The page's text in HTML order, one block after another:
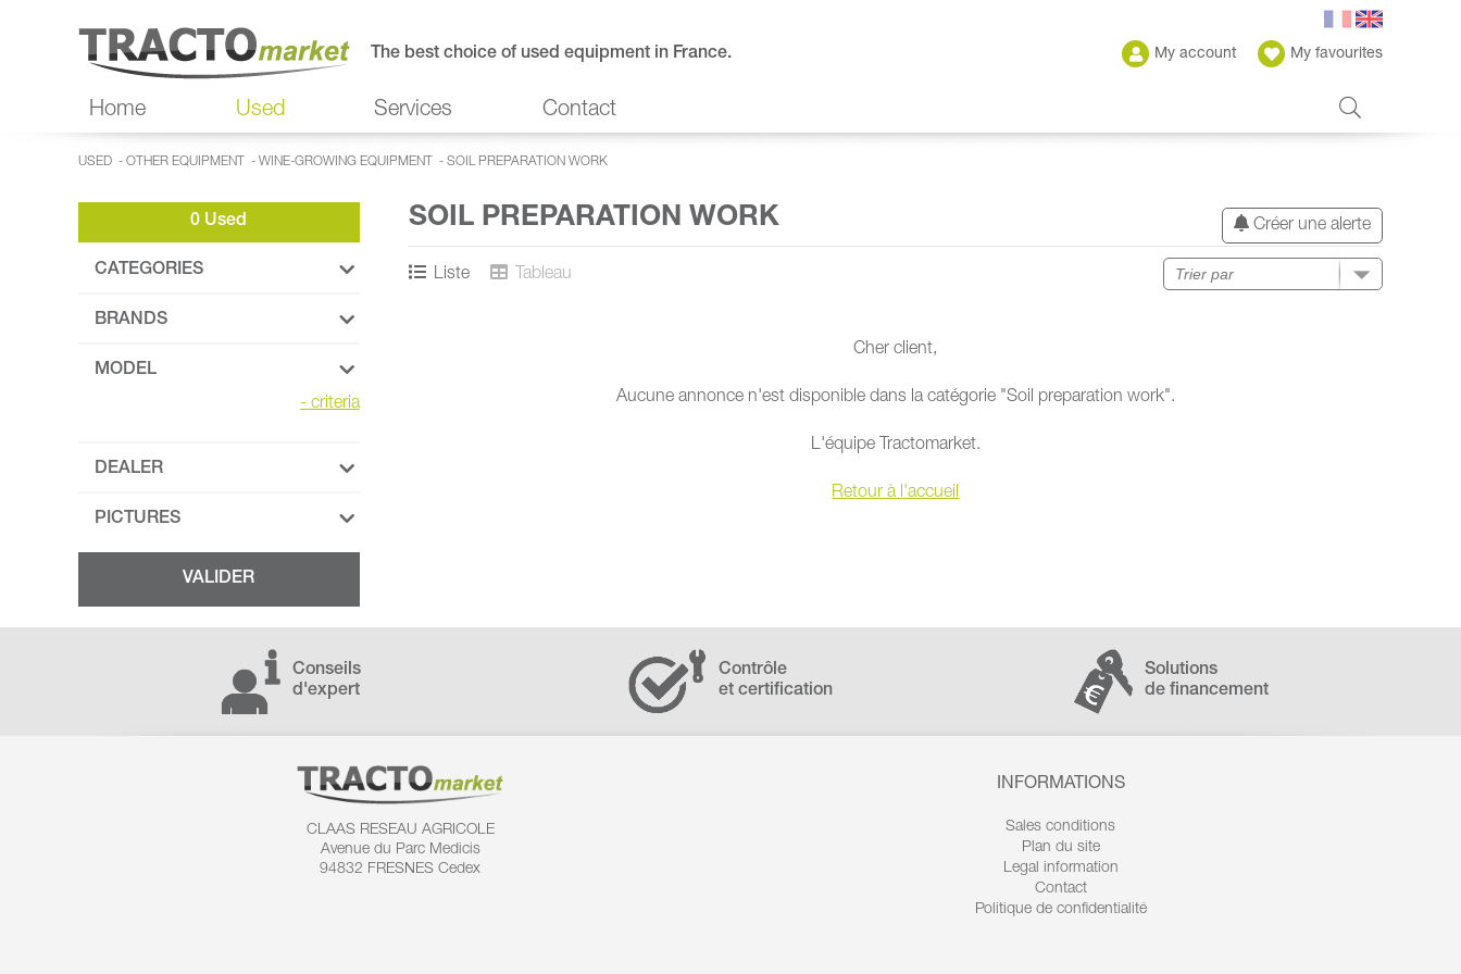
The best choice of used equipment in France. My account My favourites
Home Used Services Contact
USED - OTHER EQUIPMENT - WINE-GROWING EQUIPMENT - SOIL PREPARATION WORK
0 Used
CATEGORIES
BRANDS
MODEL
- criteria
DEALER
PICTURES
Créer une alerte
SOIL PREPARATION WORK
Liste Tableau
Cher client,
Aucune annonce n'est disponible dans la catégorie "Soil preparation work".
L'équipe Tractomarket.
Retour à l'accueil
Conseils
d'expert
Contrôle
et certification
Solutions
de financement
CLAAS RESEAU AGRICOLE
Avenue du Parc Medicis
94832 FRESNES Cedex
INFORMATIONS
Sales conditions
Plan du site
Legal information
Contact
Politique de confidentialité